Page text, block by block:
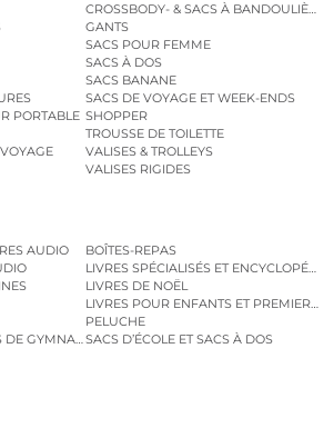
CROSSBODY- & SACS À BANDOULIÈRE
GANTS
SACS POUR FEMME
SACS À DOS
SACS BANANE
SACS DE VOYAGE ET WEEK-ENDS
PORTABLE SHOPPER
TROUSSE DE TOILETTE
VALISES & TROLLEYS
VALISES RIGIDES
AUDIO
BOÎTES-REPAS
LIVRES SPÉCIALISÉS ET
LIVRES DE NOËL
LIVRES POUR ENFANTS ET PREMIERS
PELUCHE
DE GYMNASTIQUESACS D’ÉCOLE ET SACS À DOS